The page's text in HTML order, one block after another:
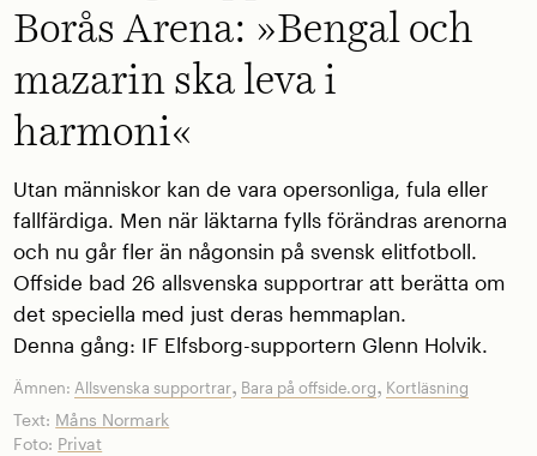
Borås Arena: »Bengal och
mazarin ska leva i
harmoni«
Utan människor kan de vara opersonliga, fula eller
fallfärdiga. Men när läktarna fylls förändras arenorna
och nu går fler än någonsin på svensk elitfotboll.
Offside bad 26 allsvenska supportrar att berätta om
det speciella med just deras hemmaplan.
Denna gång: IF Elfsborg-supportern Glenn Holvik.
Ämnen: Allsvenska supportrar, Bara på offside.org, Kortläsning
Text: Måns Normark
Foto: Privat